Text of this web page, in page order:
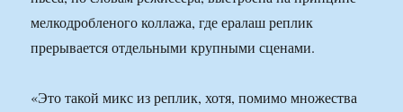
мелкодробленого коллажа, где ералаш реплик
прерывается отдельными крупными сценами.
«Это такой микс из реплик, хотя, помимо множества